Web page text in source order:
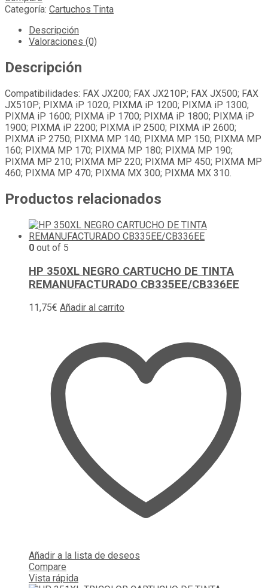
Categoría: Cartuchos Tinta
Descripción
Valoraciones (0)
Descripción
Compatibilidades: FAX JX200; FAX JX210P; FAX JX500; FAX
JX510P; PIXMA iP 1020; PIXMA iP 1200; PIXMA iP 1300;
PIXMA iP 1600; PIXMA iP 1700; PIXMA iP 1800; PIXMA iP
1900; PIXMA iP 2200; PIXMA iP 2500; PIXMA iP 2600;
PIXMA iP 2750; PIXMA MP 140; PIXMA MP 150; PIXMA MP
160; PIXMA MP 170; PIXMA MP 180; PIXMA MP 190;
PIXMA MP 210; PIXMA MP 220; PIXMA MP 450; PIXMA MP
460; PIXMA MP 470; PIXMA MX 300; PIXMA MX 310.
Productos relacionados
0 out of 5
HP 350XL NEGRO CARTUCHO DE TINTA
REMANUFACTURADO CB335EE/CB336EE
11,75€ Añadir al carrito
Añadir a la lista de deseos
Compare
Vista rápida